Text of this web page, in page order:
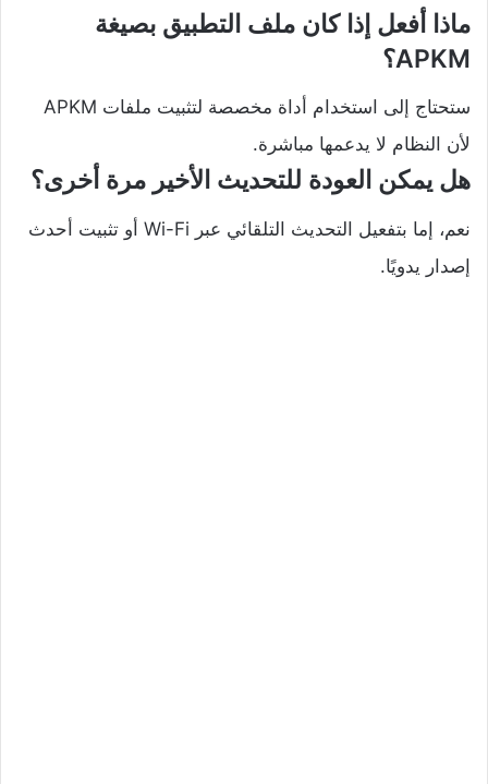
ماذا أفعل إذا كان ملف التطبيق بصيغة
APKM؟
ستحتاج إلى استخدام أداة مخصصة لتثبيت ملفات APKM
لأن النظام لا يدعمها مباشرة.
هل يمكن العودة للتحديث الأخير مرة أخرى؟
نعم، إما بتفعيل التحديث التلقائي عبر Wi-Fi أو تثبيت أحدث
إصدار يدويًا.